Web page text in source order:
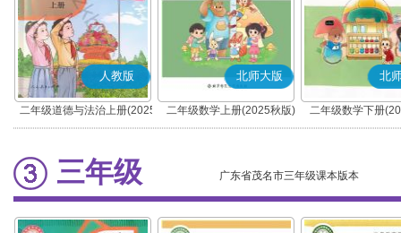
人教版
二年级道德与法治上册(2025
秋版)(部编版)
北师大版
二年级数学上册(2025秋版)
北
二年级数学下册
三年级 广东省茂名市三年级课本版本